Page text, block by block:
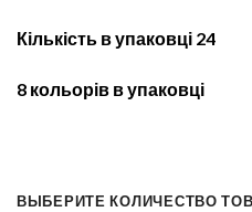
Кількість в упаковці 24
8 кольорів в упаковці
ВЫБЕРИТЕ КОЛИЧЕСТВО